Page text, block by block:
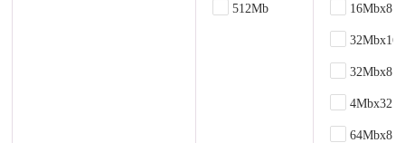
512Mb 16Mbx8
32Mbx16
32Mbx8
4Mbx32
64Mbx8